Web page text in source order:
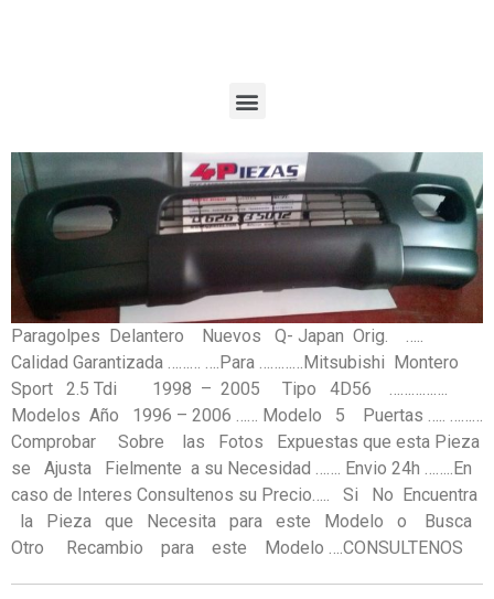
Paragolpes Delantero Nuevos Q- Japan Orig. …..
Calidad Garantizada ……… ….Para …………Mitsubishi Montero
Sport 2.5 Tdi 1998 – 2005 Tipo 4D56 …………….
Modelos Año 1996 – 2006 …… Modelo 5 Puertas ….. ………
Comprobar Sobre las Fotos Expuestas que esta Pieza
se Ajusta Fielmente a su Necesidad ……. Envio 24h ……..En
caso de Interes Consultenos su Precio….. Si No Encuentra
la Pieza que Necesita para este Modelo o Busca
Otro Recambio para este Modelo ….CONSULTENOS